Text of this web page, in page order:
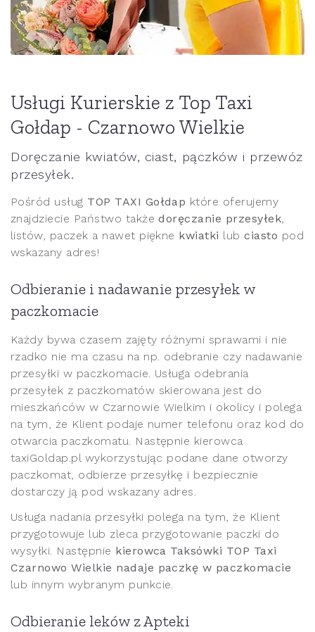
Usługi Kurierskie z Top Taxi
Gołdap - Czarnowo Wielkie
Doręczanie kwiatów, ciast, pączków i przewóz
przesyłek.
Pośród usług TOP TAXI Gołdap które oferujemy
znajdziecie Państwo takżedoręczanie przesyłek,
listów, paczek a nawet piękne kwiatki lubciasto pod
wskazany adres!
Odbieranie i nadawanie przesyłek w
paczkomacie
Każdy bywa czasem zajęty różnymi sprawami i nie
rzadko nie ma czasu na np. odebranie czy nadawanie
przesyłki w paczkomacie. Usługa odebrania
przesyłek z paczkomatów skierowana jest do
mieszkańców w Czarnowie Wielkim i okolicy i polega
na tym, że Klient podaje numer telefonu oraz kod do
otwarcia paczkomatu. Następnie kierowca
taxiGoldap.pl wykorzystując podane dane otworzy
paczkomat, odbierze przesyłkę i bezpiecznie
dostarczy ją pod wskazany adres.
Usługa nadania przesyłki polega na tym, że Klient
przygotowuje lub zleca przygotowanie paczki do
wysyłki. Następnie kierowca Taksówki TOP Taxi
Czarnowo Wielkie nadaje paczkę w paczkomacie
lub innym wybranym punkcie.
Odbieranie leków z Apteki